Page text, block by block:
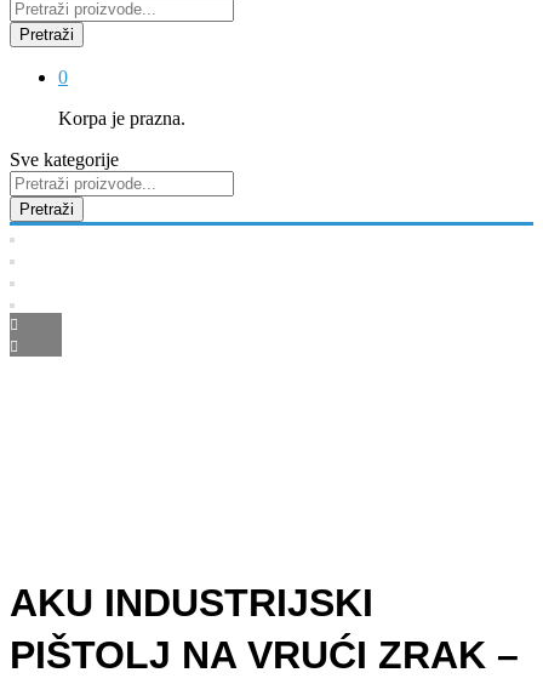
Pretraži
0
Korpa je prazna.
Sve kategorije
Pretraži
AKU INDUSTRIJSKI
PIŠTOLJ NA VRUĆI ZRAK –